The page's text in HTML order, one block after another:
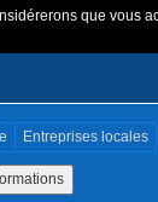
que vous
Entreprises locales